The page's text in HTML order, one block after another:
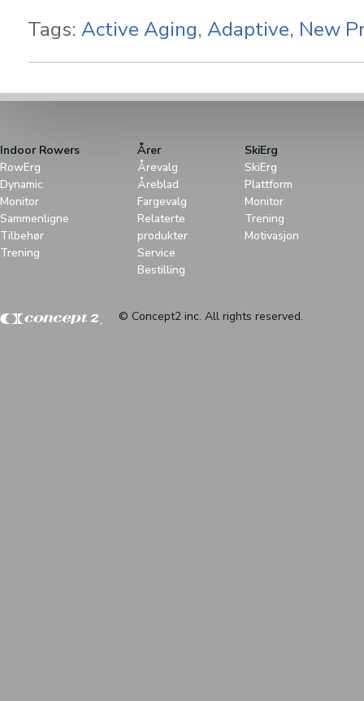
Tags: Active Aging, Adaptive, New
Indoor Rowers
RowErg
Dynamic
Monitor
Sammenligne
Tilbehør
Trening
Årer
Årevalg
Åreblad
Fargevalg
Relaterte
produkter
Service
Bestilling
SkiErg
SkiErg
Plattform
Monitor
Trening
Motivasjon
© Concept2 inc. All rights reserved.